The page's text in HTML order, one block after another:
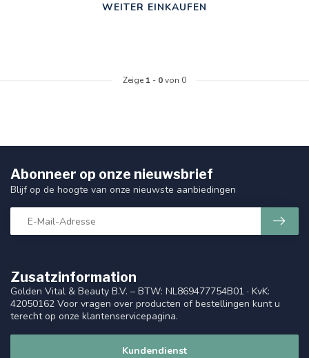
WEITER EINKAUFEN
Zeige 1 - 0von 0
Zusatzinformation
Golden Vital & Beauty B.V. – BTW: NL869477754B01 · KvK:
42050162 Voor vragen over producten of bestellingen kunt u
terecht op onze klantenservicepagina.
Kundendienst
Abonneer op onze nieuwsbrief
Blijf op de hoogte van onze nieuwste aanbiedingen